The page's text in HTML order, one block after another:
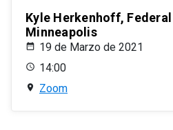
Kyle Herkenhoff,
Minneapolis
19 de Marzo de 2021
14:00
Zoom